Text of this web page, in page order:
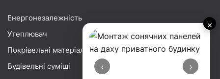
×
‹ ›
Енергонезалежність
Утеплювач
Покрівельні матеріали
Будівельні суміші